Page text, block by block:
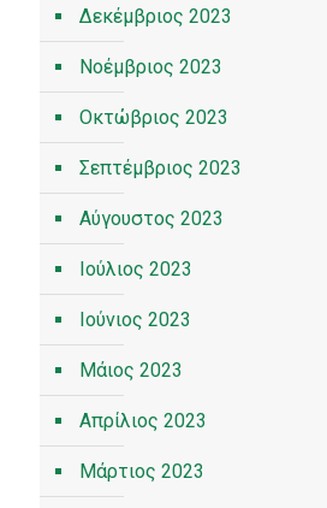
Δεκέμβριος 2023
Νοέμβριος 2023
Οκτώβριος 2023
Σεπτέμβριος 2023
Αύγουστος 2023
Ιούλιος 2023
Ιούνιος 2023
Μάιος 2023
Απρίλιος 2023
Μάρτιος 2023